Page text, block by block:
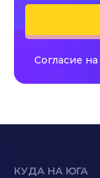
Согласие на
КУДА НА ЮГА